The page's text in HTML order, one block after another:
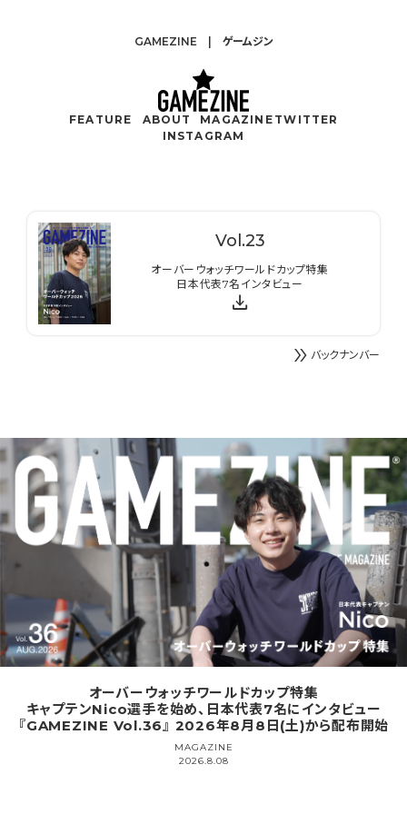
GAMEZINE | ゲームジン
FEATURE ABOUT MAGAZINE TWITTER
INSTAGRAM
Vol.23
オーバーウォッチワールドカップ特集
日本代表7名インタビュー
download
double_arrow バックナンバー
オーバーウォッチワールドカップ特集
キャプテンNico選手を始め、日本代表7名にインタビュー
『GAMEZINE Vol.36』 2026年8月8日(土)から配布開始
MAGAZINE
2026.8.08